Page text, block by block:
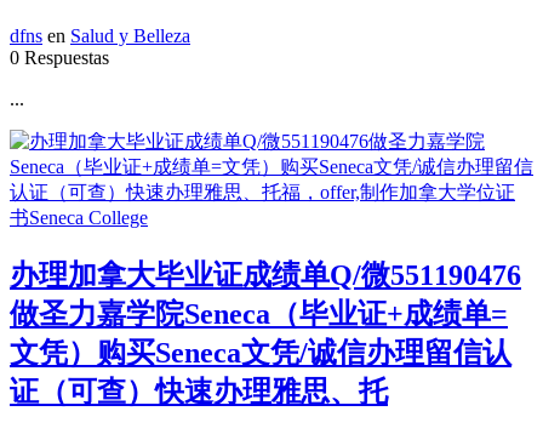
dfns en Salud y Belleza
0 Respuestas
...
办理加拿大毕业证成绩单Q/微551190476
做圣力嘉学院Seneca（毕业证+成绩单=
文凭）购买Seneca文凭/诚信办理留信认
证（可查）快速办理雅思、托